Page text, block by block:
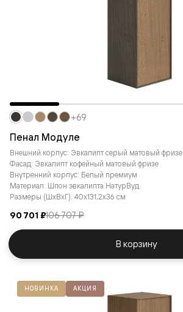
Пенал Модуле
Внешний корпус: Эвкалипт серый матовый фризе
Фасад: Эвкалипт кофейный матовый фризе
Внутренний корпус: Белый премиум
Материал: Шпон эвкалипта НатурВуд
Размеры (ШxВxГ): 40x131,2x36 см
90 701 ₽106 707 ₽
+69
В корзину
НОВИНКА АКЦИЯ